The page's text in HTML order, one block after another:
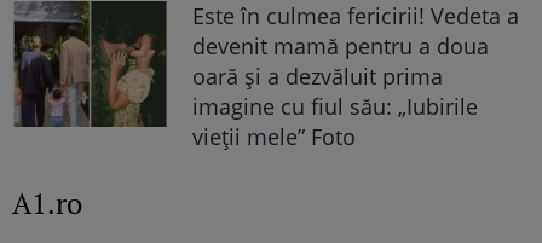
Este în culmea fericirii! Vedeta a
devenit mamă pentru a doua
oară și a dezvăluit prima
imagine cu fiul său: „Iubirile
vieții mele” Foto
A1.ro